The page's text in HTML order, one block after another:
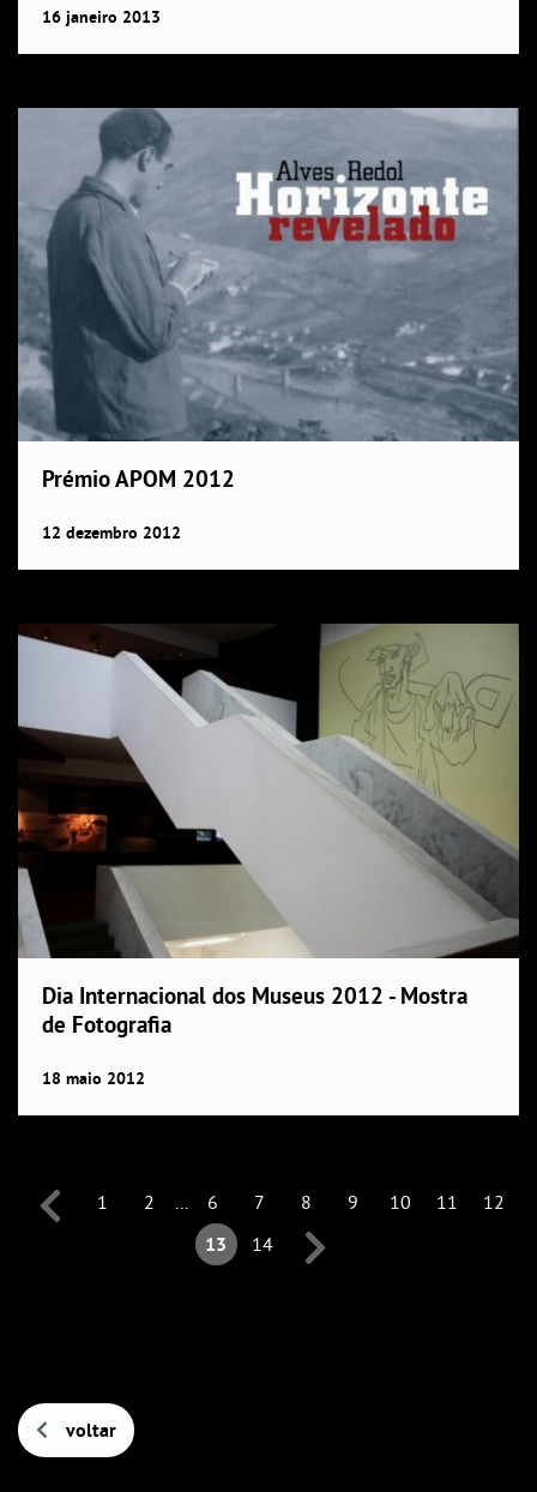
16 janeiro 2013
Prémio APOM 2012
12 dezembro 2012
Dia Internacional dos Museus 2012 - Mostra
de Fotografia
18 maio 2012
1 2 6 7 8 9 10 11 12
13 14
voltar